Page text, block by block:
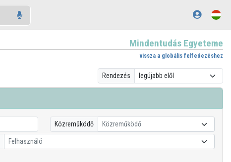
Mindentudás Egyeteme
vissza a globális felfedezéshez
Rendezés
Közreműködő Közreműködő
Felhasználó